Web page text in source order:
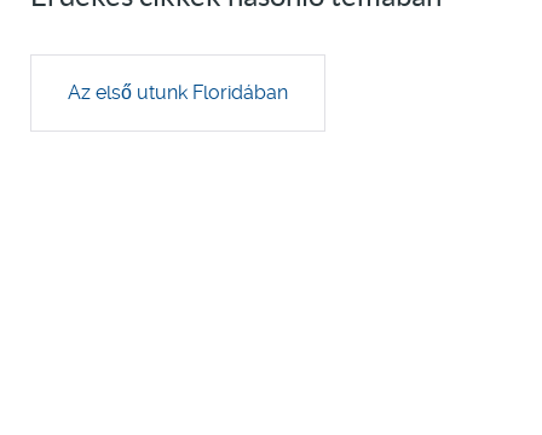
Az első utunk Floridában